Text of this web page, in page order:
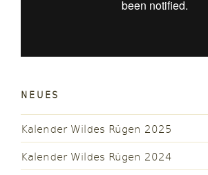
NEUES
Kalender Wildes Rügen 2025
Kalender Wildes Rügen 2024